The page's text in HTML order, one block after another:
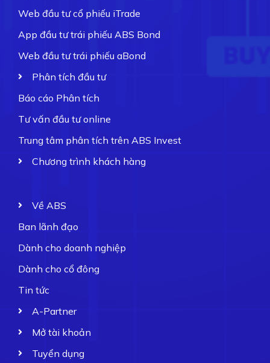
Web đầu tư cổ phiếu iTrade
App đầu tư trái phiếu ABS Bond
Web đầu tư trái phiếu aBond
Phân tích đầu tư
Báo cáo Phân tích
Tư vấn đầu tư online
Trung tâm phân tích trên ABS Invest
Chương trình khách hàng
Về ABS
Ban lãnh đạo
Dành cho doanh nghiệp
Dành cho cổ đông
Tin tức
A-Partner
Mở tài khoản
Tuyển dụng